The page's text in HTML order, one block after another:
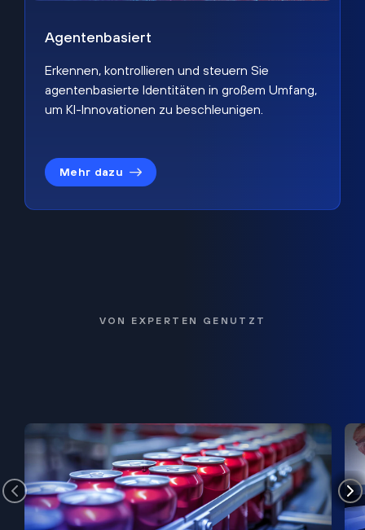
Agentenbasiert
Erkennen, kontrollieren und steuern Sie
agentenbasierte Identitäten in großem Umfang,
um KI-Innovationen zu beschleunigen.
Mehr dazu
VON EXPERTEN GENUTZT